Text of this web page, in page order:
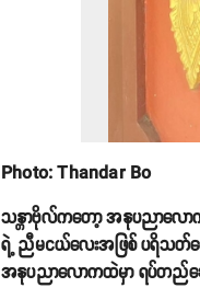
Photo: Thandar Bo
သန္တာဗိုလ်ကတော့ အနုပညာလေ
ရဲ့ ညီမငယ်လေးအဖြစ် ပရိသတ်
အနုပညာလောကထဲမှာ ရပ်တည်နေ